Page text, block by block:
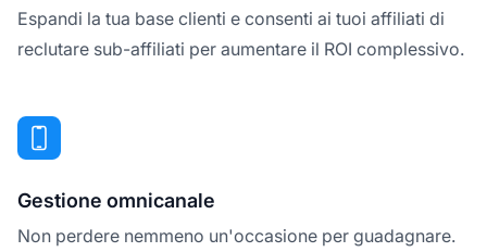
Espandi la tua base clienti e consenti ai tuoi affiliati di
reclutare sub-affiliati per aumentare il ROI complessivo.
Gestione omnicanale
Non perdere nemmeno un'occasione per guadagnare.